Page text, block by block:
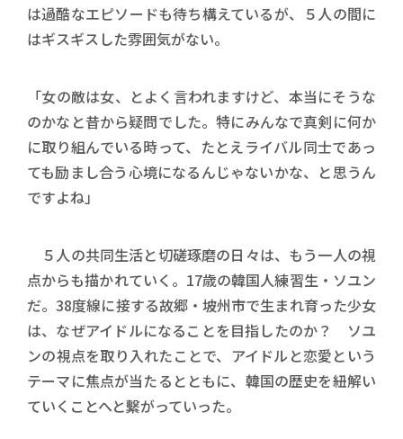
は過酷なエピソードも待ち構えているが、５人の間に
はギスギスした雰囲気がない。
「女の敵は女、とよく言われますけど、本当にそうな
のかなと昔から疑問でした。特にみんなで真剣に何か
に取り組んでいる時って、たとえライバル同士であっ
ても励まし合う心境になるんじゃないかな、と思うん
ですよね」
５人の共同生活と切磋琢磨の日々は、もう一人の視
点からも描かれていく。17歳の韓国人練習生・ソユン
だ。38度線に接する故郷・坡州市で生まれ育った少女
は、なぜアイドルになることを目指したのか？ ソユ
ンの視点を取り入れたことで、アイドルと恋愛という
テーマに焦点が当たるとともに、韓国の歴史を紐解い
ていくことへと繫がっていった。